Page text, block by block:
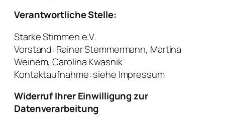
Verantwortliche Stelle:
Starke Stimmen e.V.
Vorstand: Rainer Stemmermann, Martina
Weinem, Carolina Kwasnik
Kontaktaufnahme: siehe Impressum
Widerruf Ihrer Einwilligung zur
Datenverarbeitung